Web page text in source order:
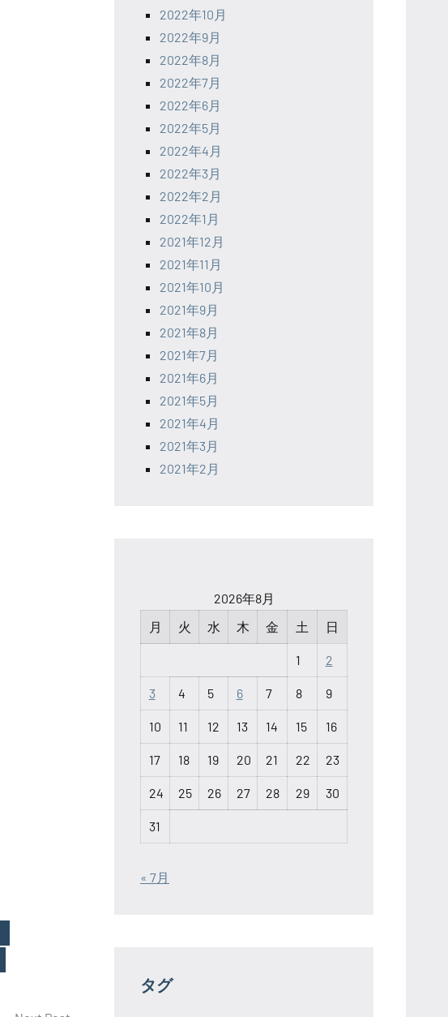
2022年10月
2022年9月
2022年8月
2022年7月
2022年6月
2022年5月
2022年4月
2022年3月
2022年2月
2022年1月
2021年12月
2021年11月
2021年10月
2021年9月
2021年8月
2021年7月
2021年6月
2021年5月
2021年4月
2021年3月
2021年2月
2026年8月
月
火 水 木 金 土 日
1 2
3 4 5 6 7 8 9
10 11 12 13 14 15 16
17 18 19 20 21 22 23
24 25 26 27 28 29 30
31
« 7月
タグ